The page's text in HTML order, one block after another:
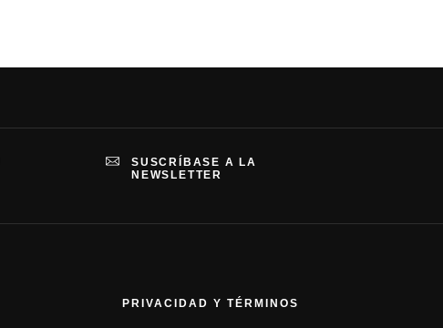
SUSCRÍBASE A LA
NEWSLETTER
PRIVACIDAD Y TÉRMINOS